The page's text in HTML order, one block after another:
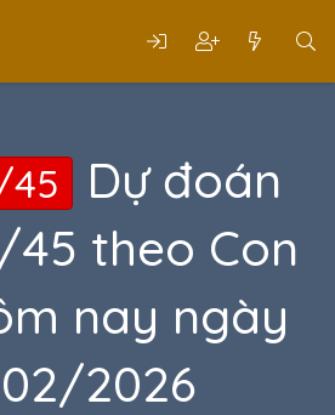
45
Dự đoán
45 theo Con
nay ngày
2026